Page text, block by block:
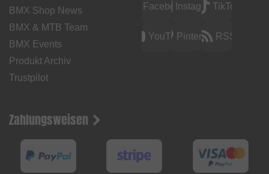
BMX Shop News
BMX & MTB Team
BMX Events
Produkt Archiv
Trustpilot
FacebookInstagramTikTok
YouTubePinterest RSS
Zahlungsweisen